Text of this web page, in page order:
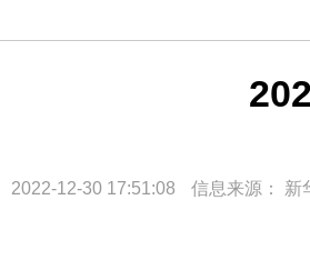
2022-12-30 17:51:08 信息来源： 新